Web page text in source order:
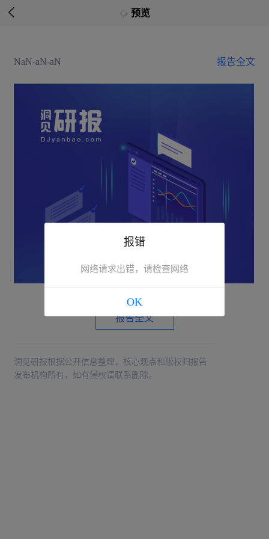
 预览
NaN-aN-aN 报告全文
报告全文
洞见研报根据公开信息整理，核心观点和版权归报告
发布机构所有，如有侵权请联系删除。
报错
网络请求出错，请检查网络
OK